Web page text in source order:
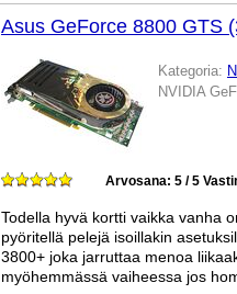
Asus GeForce 8800 GTS
Kategoria:
NVIDIA
Arvosana: 5 / 5
Todella hyvä kortti vaikka vanha
pyöritellä pelejä isoillakin
3800+ joka jarruttaa menoa
myöhemmässä vaiheessa jos